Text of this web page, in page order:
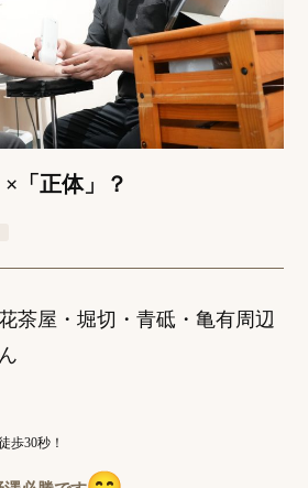
×「正体」？
屋・堀切・青砥・亀有周辺
歩30秒！